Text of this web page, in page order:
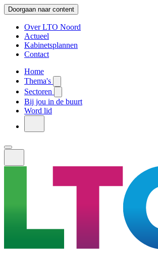
Doorgaan naar content
Over LTO Noord
Actueel
Kabinetsplannen
Contact
Home
Thema's
Sectoren
Bij jou in de buurt
Word lid